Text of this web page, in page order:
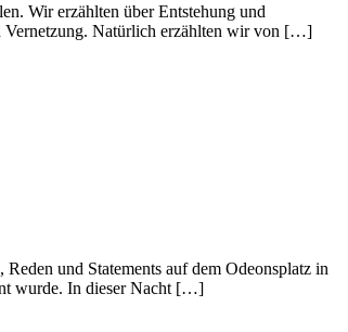
Wir erzählten über Entstehung und
Vernetzung. Natürlich erzählten wir von […]
und Statements auf dem Odeonsplatz in
wurde. In dieser Nacht […]